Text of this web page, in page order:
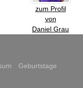
zum Profil
von
Daniel Grau
Geburtstage